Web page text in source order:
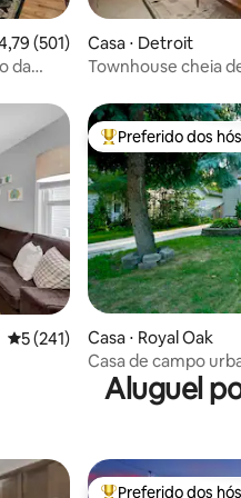
de uma avaliação média de
(501)
da
Casa ⋅ Detroit
Townhouse cheia
5 de uma avaliação média de
5 (241)
Entre os melhores
Preferido dos
Casa ⋅ Royal Oak
Casa de campo
vietnamita, Royal
Aluguel
Preferido dos